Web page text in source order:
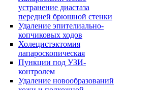
устранение диастаза
передней брюшной стенки
Удаление эпителиально-
копчиковых ходов
Холецистэктомия
лапароскопическая
Пункции под УЗИ-
контролем
Удаление новообразований